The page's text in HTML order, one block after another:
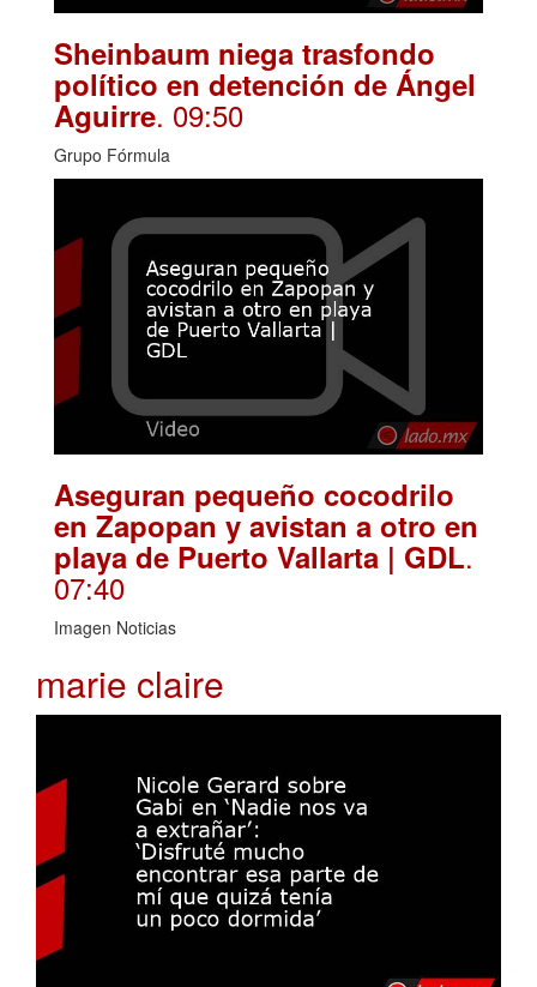
Sheinbaum niega trasfondo
político en detención de Ángel
Aguirre. 09:50
Grupo Fórmula
Aseguran pequeño cocodrilo
en Zapopan y avistan a otro en
playa de Puerto Vallarta | GDL.
07:40
Imagen Noticias
marie claire